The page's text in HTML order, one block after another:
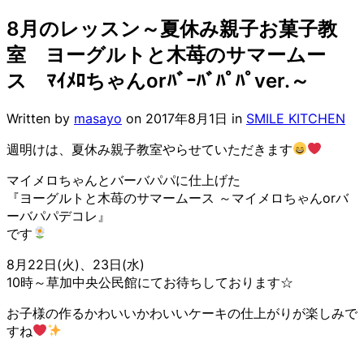
8月のレッスン～夏休み親子お菓子教
室 ヨーグルトと木苺のサマームー
ス ﾏｲﾒﾛちゃんorﾊﾞｰﾊﾞﾊﾟﾊﾟver.～
Written by masayo on 2017年8月1日 in SMILE KITCHEN
週明けは、夏休み親子教室やらせていただきます
マイメロちゃんとバーバパパに仕上げた
『ヨーグルトと木苺のサマームース ～マイメロちゃんorバ
ーバパパデコレ』
です
8月22日(火)、23日(水)
10時～草加中央公民館にてお待ちしております☆
お子様の作るかわいいかわいいケーキの仕上がりが楽しみで
すね